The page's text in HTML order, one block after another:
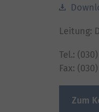
Leitung:
Tel.:
Fax:
Zum